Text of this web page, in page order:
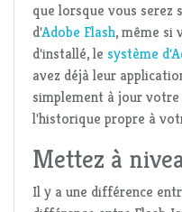
que lorsque vous serez
d'Adobe Flash, même si
d'installé, le système
avez déjà leur
simplement à jour
l'historique propre à
Mettez à
Il y a une différence